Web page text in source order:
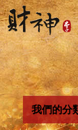
我們的分